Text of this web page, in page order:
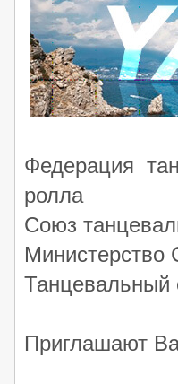
Федерация
ролла
Союз
Министерство
Приглашают